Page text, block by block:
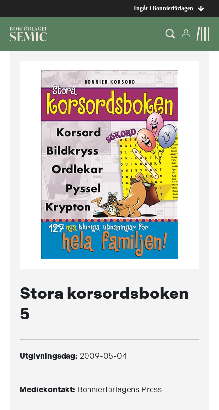
Ingår i Bonnierförlagen
Stora korsordsboken
5
Utgivningsdag: 2009-05-04
Mediekontakt: Bonnierförlagens Press